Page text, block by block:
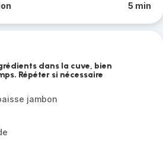
5 min
dans la cuve, bien
Répéter si nécessaire
jambon